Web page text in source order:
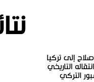
إلى تركيا
التاريخي
التركي